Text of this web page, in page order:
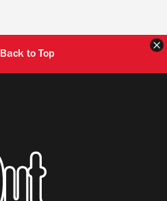
Back to Top